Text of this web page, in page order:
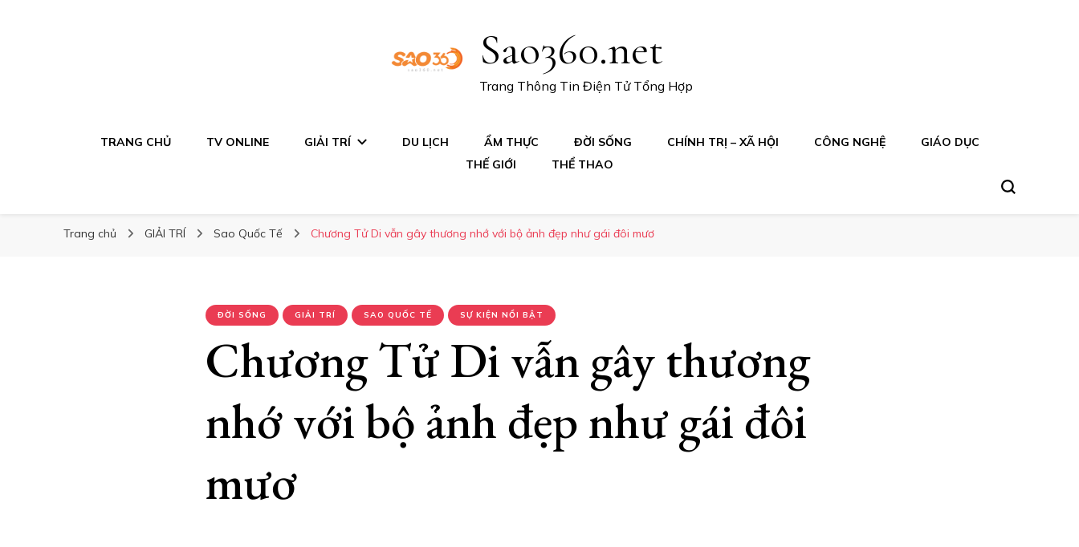
Sao360.net
Trang Thông Tin Điện Tử Tổng Hợp
TRANG CHỦ TV ONLINE GIẢI TRÍ DU LỊCH ẨM THỰC ĐỜI SỐNG CHÍNH TRỊ – XÃ HỘI CÔNG NGHỆ
GIÁO DỤC
THẾ GIỚI
THỂ THAO
Trang chủ GIẢI TRÍ Sao Quốc Tế Chương Tử Di vẫn gây thương nhớ với bộ ảnh đẹp như gái đôi mươ
ĐỜI SỐNG GIẢI TRÍ SAO QUỐC TẾ SỰ KIỆN NỔI BẬT
Chương Tử Di vẫn gây thương
nhớ với bộ ảnh đẹp như gái đôi
mươ